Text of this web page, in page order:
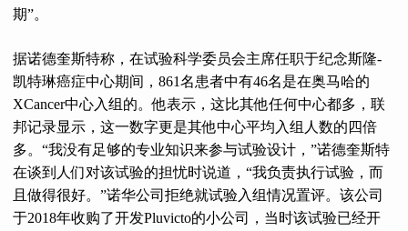
期”。
据诺德奎斯特称，在试验科学委员会主席任职于纪念斯隆-
凯特琳癌症中心期间，861名患者中有46名是在奥马哈的
XCancer中心入组的。他表示，这比其他任何中心都多，联
邦记录显示，这一数字更是其他中心平均入组人数的四倍
多。“我没有足够的专业知识来参与试验设计，”诺德奎斯特
在谈到人们对该试验的担忧时说道，“我负责执行试验，而
且做得很好。”诺华公司拒绝就试验入组情况置评。该公司
于2018年收购了开发Pluvicto的小公司，当时该试验已经开